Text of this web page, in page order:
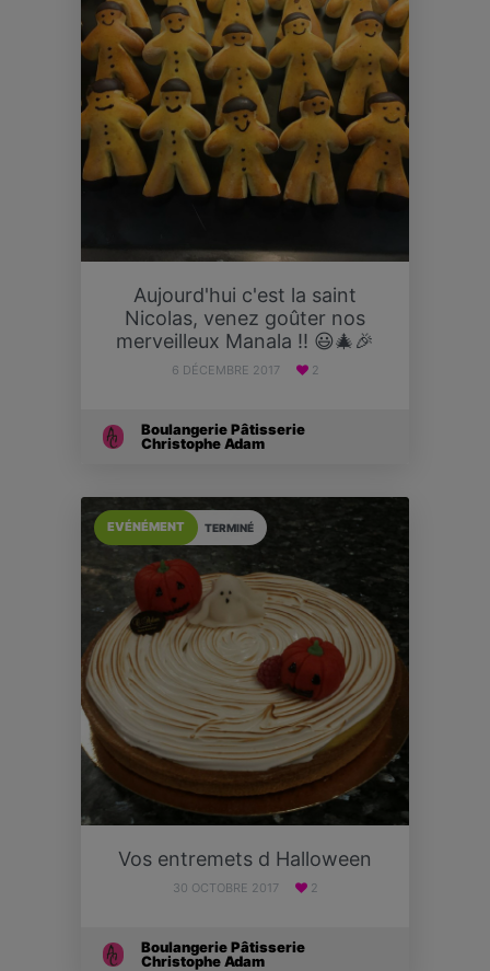
Aujourd'hui c'est la saint
Nicolas, venez goûter nos
merveilleux Manala !! 😃🎄🎉
6 DÉCEMBRE 2017 2
Boulangerie Pâtisserie
Christophe Adam
TERMINÉ
EVÉNÉMENT
Vos entremets d Halloween
30 OCTOBRE 2017 2
Boulangerie Pâtisserie
Christophe Adam